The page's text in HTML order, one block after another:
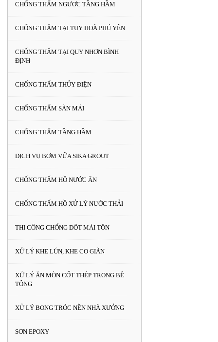
CHỐNG THẤM NGƯỢC TẦNG HẦM
CHỐNG THẤM TẠI TUY HOÀ PHÚ YÊN
CHỐNG THẤM TẠI QUY NHƠN BÌNH
ĐỊNH
CHỐNG THẤM THỦY ĐIỆN
CHỐNG THẤM SÀN MÁI
CHỐNG THẤM TẦNG HẦM
DỊCH VỤ BƠM VỮA SIKA GROUT
CHỐNG THẤM HỒ NƯỚC ĂN
CHỐNG THẤM HỒ XỬ LÝ NƯỚC THẢI
THI CÔNG CHỐNG DỘT MÁI TÔN
XỬ LÝ KHE LÚN, KHE CO GIÃN
XỬ LÝ ĂN MÒN CỐT THÉP TRONG BÊ
TÔNG
XỬ LÝ BONG TRÓC NỀN NHÀ XƯỞNG
SƠN EPOXY